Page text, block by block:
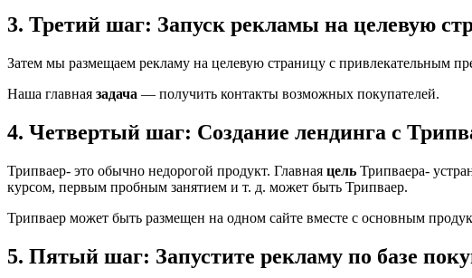
3. Третий шаг: Запуск рекламы на целевую
Затем мы размещаем рекламу на целевую страницу с привлекательным
Наша главная задача — получить контакты возможных покупателей.
4. Четвертый шаг: Создание лендинга с
Трипваер- это обычно недорогой продукт. Главная цель Трипваера-
курсом, первым пробным занятием и т. д. может быть Трипваер.
Трипваер может быть размещен на одном сайте вместе с основным
5. Пятый шаг: Запустите рекламу по базе